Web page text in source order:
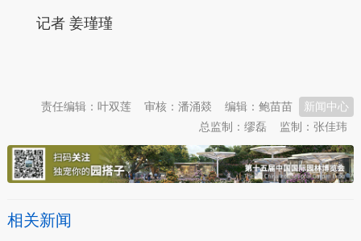
记者 姜瑾瑾
新闻中心
编辑：鲍苗苗
审核：潘涌燚
责任编辑：叶双莲
监制：张佳玮
总监制：缪磊
相关新闻